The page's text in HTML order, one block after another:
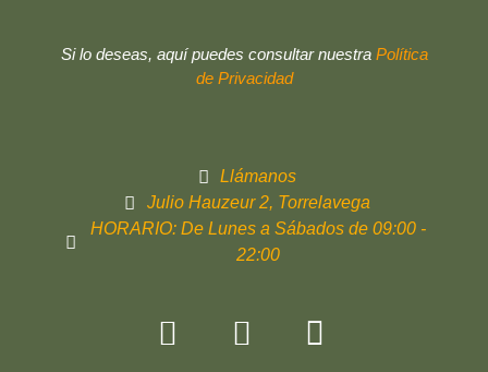
Si lo deseas, aquí puedes consultar nuestra Política
de Privacidad
Llámanos
Julio Hauzeur 2, Torrelavega
HORARIO: De Lunes a Sábados de 09:00 -
22:00